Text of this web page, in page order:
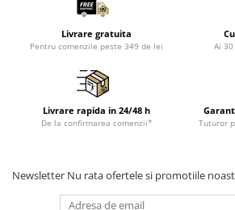
Livrare gratuita
Pentru comenzile peste 349 de lei Ai 30
Livrare rapida in 24/48 h
De la confirmarea comenzii* Tuturor
Newsletter Nu rata ofertele si promotiile